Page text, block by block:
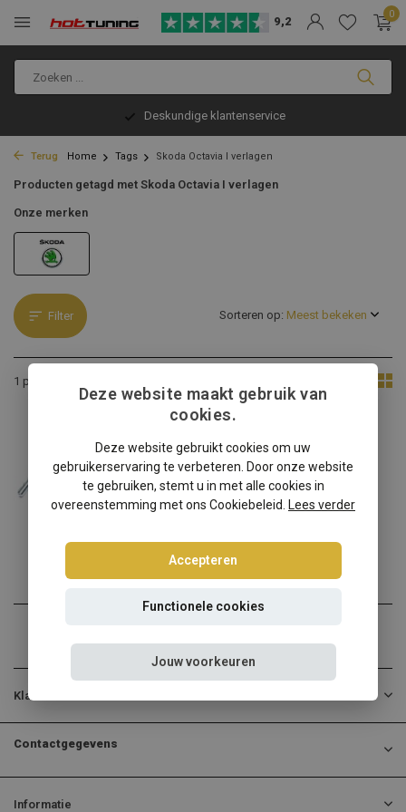
9,2
0
Deskundige klantenservice
Terug Home Tags Skoda Octavia I verlagen
Producten getagd met Skoda Octavia I verlagen
Onze merken
Filter
1 product
Sorteren op:
Skoda Octavia 1U Tuning Art schroefset
Skoda Octavia 1U bezitte...
€274,95 €258,95
Klantenservice
Contactgegevens
Informatie
Deze website maakt gebruik van
cookies.
Deze website gebruikt cookies om uw
gebruikerservaring te verbeteren. Door onze website
te gebruiken, stemt u in met alle cookies in
overeenstemming met ons Cookiebeleid.
Lees verder
Accepteren
Functionele cookies
Jouw voorkeuren